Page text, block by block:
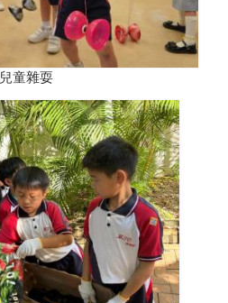
兒童雜耍